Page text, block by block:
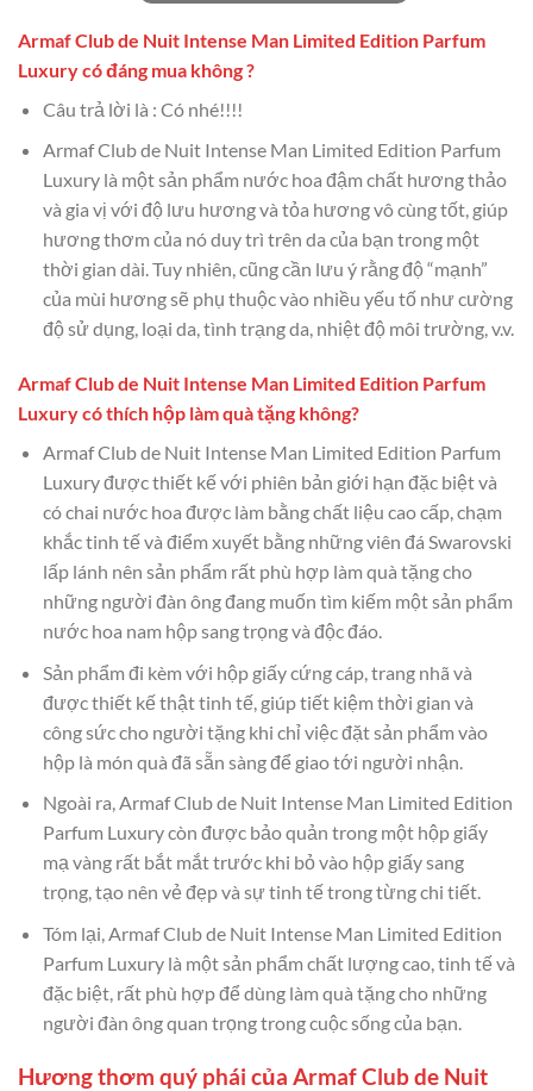
Armaf Club de Nuit Intense Man Limited Edition Parfum
Luxury có đáng mua không ?
Câu trả lời là : Có nhé!!!!
Armaf Club de Nuit Intense Man Limited Edition Parfum
Luxury là một sản phẩm nước hoa đậm chất hương thảo
và gia vị với độ lưu hương và tỏa hương vô cùng tốt, giúp
hương thơm của nó duy trì trên da của bạn trong một
thời gian dài. Tuy nhiên, cũng cần lưu ý rằng độ “mạnh”
của mùi hương sẽ phụ thuộc vào nhiều yếu tố như cường
độ sử dụng, loại da, tình trạng da, nhiệt độ môi trường, v.v.
Armaf Club de Nuit Intense Man Limited Edition Parfum
Luxury có thích hộp làm quà tặng không?
Armaf Club de Nuit Intense Man Limited Edition Parfum
Luxury được thiết kế với phiên bản giới hạn đặc biệt và
có chai nước hoa được làm bằng chất liệu cao cấp, chạm
khắc tinh tế và điểm xuyết bằng những viên đá Swarovski
lấp lánh nên sản phẩm rất phù hợp làm quà tặng cho
những người đàn ông đang muốn tìm kiếm một sản phẩm
nước hoa nam hộp sang trọng và độc đáo.
Sản phẩm đi kèm với hộp giấy cứng cáp, trang nhã và
được thiết kế thật tinh tế, giúp tiết kiệm thời gian và
công sức cho người tặng khi chỉ việc đặt sản phẩm vào
hộp là món quà đã sẵn sàng để giao tới người nhận.
Ngoài ra, Armaf Club de Nuit Intense Man Limited Edition
Parfum Luxury còn được bảo quản trong một hộp giấy
mạ vàng rất bắt mắt trước khi bỏ vào hộp giấy sang
trọng, tạo nên vẻ đẹp và sự tinh tế trong từng chi tiết.
Tóm lại, Armaf Club de Nuit Intense Man Limited Edition
Parfum Luxury là một sản phẩm chất lượng cao, tinh tế và
đặc biệt, rất phù hợp để dùng làm quà tặng cho những
người đàn ông quan trọng trong cuộc sống của bạn.
Hương thơm quý phái của Armaf Club de Nuit